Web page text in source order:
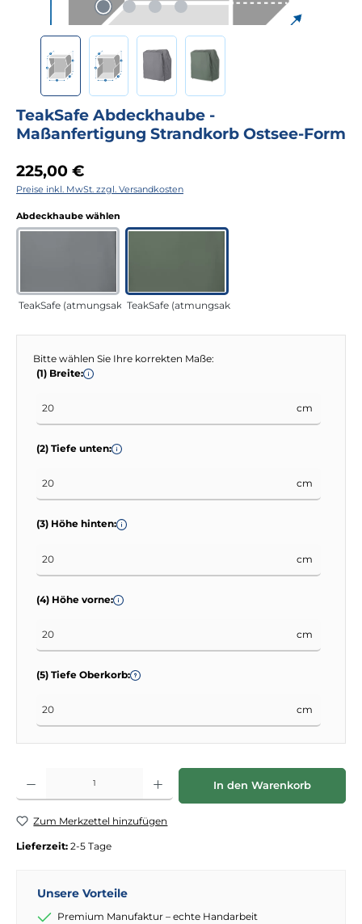
TeakSafe Abdeckhaube -
Maßanfertigung Strandkorb Ostsee-Form
Regulärer Preis:
225,00 €
Preise inkl. MwSt. zzgl. Versandkosten
Abdeckhaube wählen
TeakSafe (atmungsaktiv) anthrazitTeakSafe (atmungsaktiv) grün
Bitte wählen Sie Ihre korrekten Maße:
(1) Breite:
cm
(2) Tiefe unten:
cm
(3) Höhe hinten:
cm
(4) Höhe vorne:
cm
(5) Tiefe Oberkorb:
cm
Produkt Anzahl: Gib den gewünschten Wert ein oder benutze die
In den Warenkorb
Zum Merkzettel hinzufügen
Lieferzeit: 2-5 Tage
Unsere Vorteile
Premium Manufaktur – echte Handarbeit